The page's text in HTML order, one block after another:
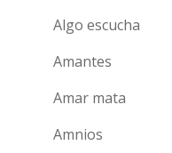
Algo escucha
Amantes
Amar mata
Amnios